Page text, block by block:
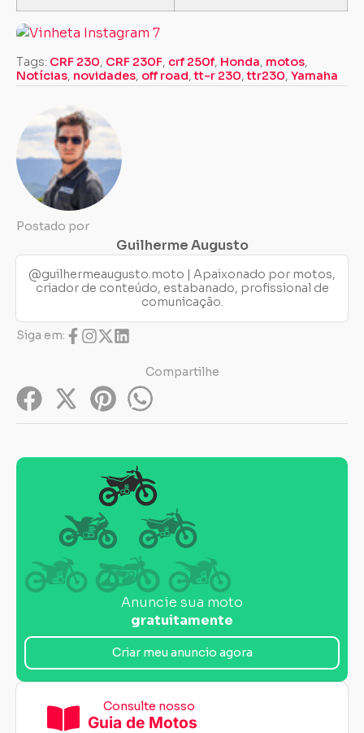
Tags: CRF 230, CRF 230F, crf 250f, Honda, motos,
Notícias, novidades, off road,tt-r 230,ttr230, Yamaha
Postado por
Guilherme Augusto
@guilhermeaugusto.moto | Apaixonado por motos,
criador de conteúdo, estabanado, profissional de
comunicação.
Siga em:
Compartilhe
Anuncie sua moto
gratuitamente
Criar meu anuncio agora
Consulte nosso
Guia de Motos